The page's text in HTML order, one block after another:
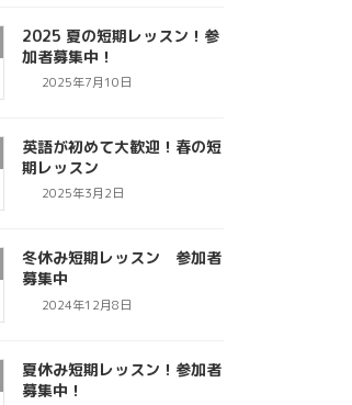
2025 夏の短期レッスン！参
加者募集中！
2025年7月10日
英語が初めて大歓迎！春の短
期レッスン
2025年3月2日
冬休み短期レッスン 参加者
募集中
2024年12月8日
夏休み短期レッスン！参加者
募集中！